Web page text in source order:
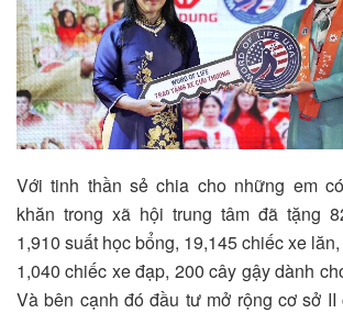
Với tinh thần sẻ chia cho những em
khăn trong xã hội trung tâm đã tặng
1,910 suất học bổng, 19,145 chiếc xe
1,040 chiếc xe đạp, 200 cây gậy dành
Và bên cạnh đó đầu tư mở rộng cơ sở II